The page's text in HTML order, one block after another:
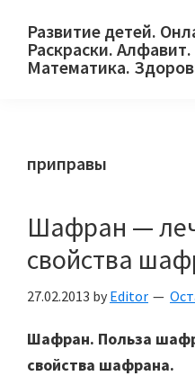
primary
main
primary
Развитие детей.
Раскраски.
Математика.
и
родителей.
приправы
Шафран —
свойства
27.02.2013 by Editor
Шафран. Польза
свойства шафрана.